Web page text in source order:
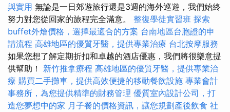
與實用 無論是一日郊遊旅行還是3週的海外巡遊，我們始終
努力對您從回家的旅程完全滿意。 整復學徒實習班 探索
buffet外燴價格，選擇最適合的方案 台南地區台胞證的申
請流程 高雄地區的優質牙醫，提供專業治療 台北按摩服務
如果您想了解定期折扣和卓越的酒店優惠，我們將很樂意提
供幫助！ 新竹推拿療程 高雄地區的優質牙醫，提供專業治
療 購買二手攤車，提供高效便捷的移動餐飲設施 專業會計
事務所，為您提供精準的財務管理 優質室內設計公司，打
造您夢想中的家 月子餐的價格資訊，讓您規劃產後飲食 社